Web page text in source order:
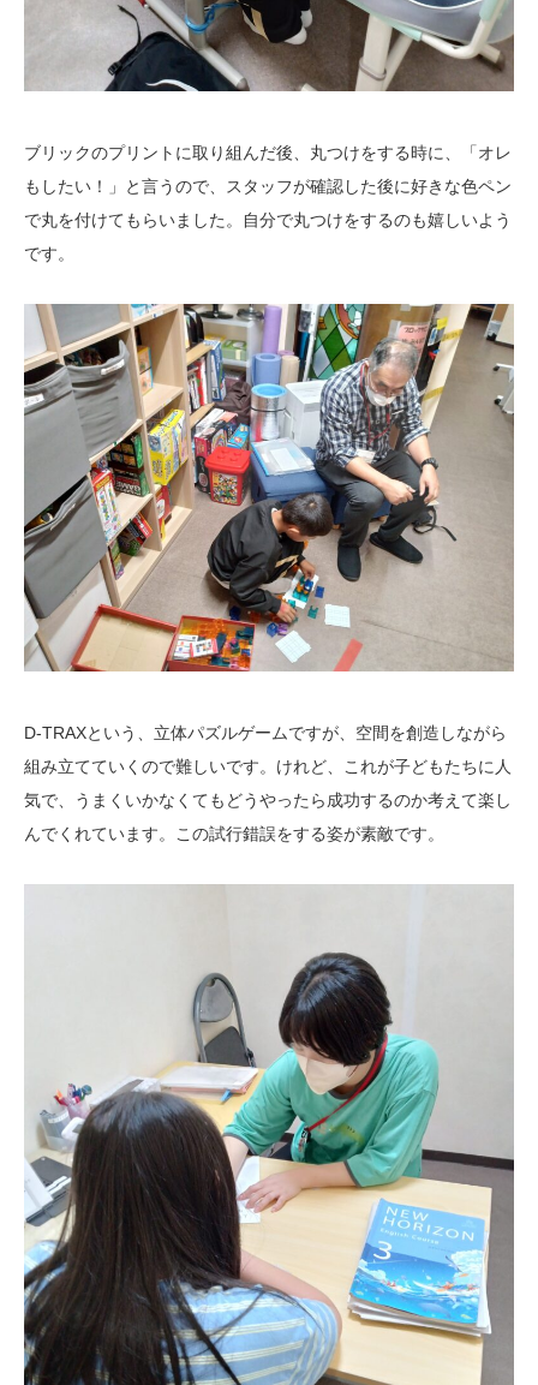
ブリックのプリントに取り組んだ後、丸つけをする時に、「オレ
もしたい！」と言うので、スタッフが確認した後に好きな色ペン
で丸を付けてもらいました。自分で丸つけをするのも嬉しいよう
です。
D-TRAXという、立体パズルゲームですが、空間を創造しながら
組み立てていくので難しいです。けれど、これが子どもたちに人
気で、うまくいかなくてもどうやったら成功するのか考えて楽し
んでくれています。この試行錯誤をする姿が素敵です。